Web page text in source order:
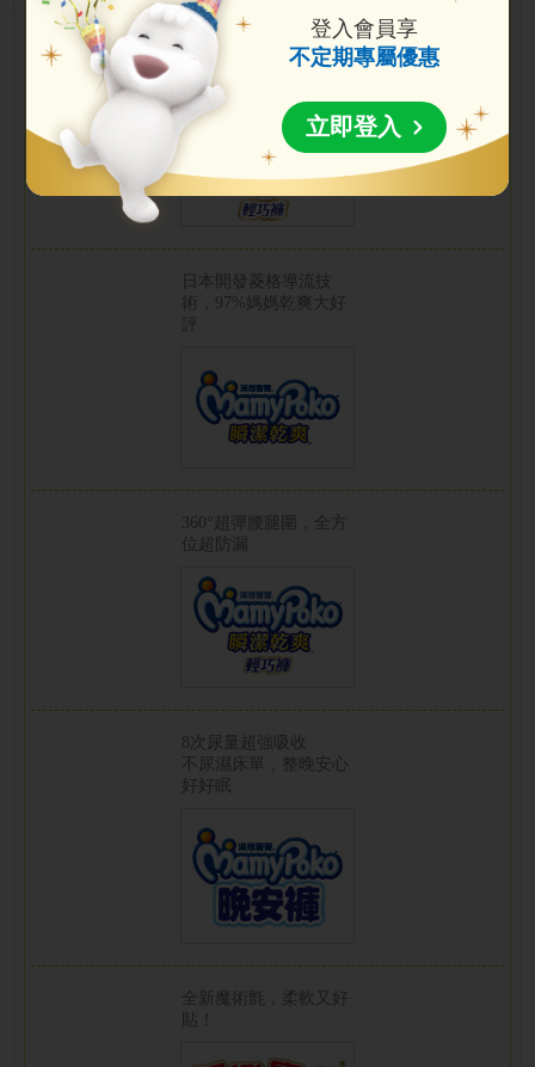
登入會員享
不定期專屬優惠
立即登入
360°超彈腰腿圍
怎麼動都 完美柔貼包覆
全方位超防漏
日本開發菱格導流技
術，97%媽媽乾爽大好
評
360°超彈腰腿圍，全方
位超防漏
8次尿量超強吸收
不尿濕床單，整晚安心
好好眠
全新魔術氈，柔軟又好
貼！